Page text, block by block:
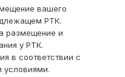
вашего
РТК.
размещение и
у РТК.
в соответствии с
условиями.